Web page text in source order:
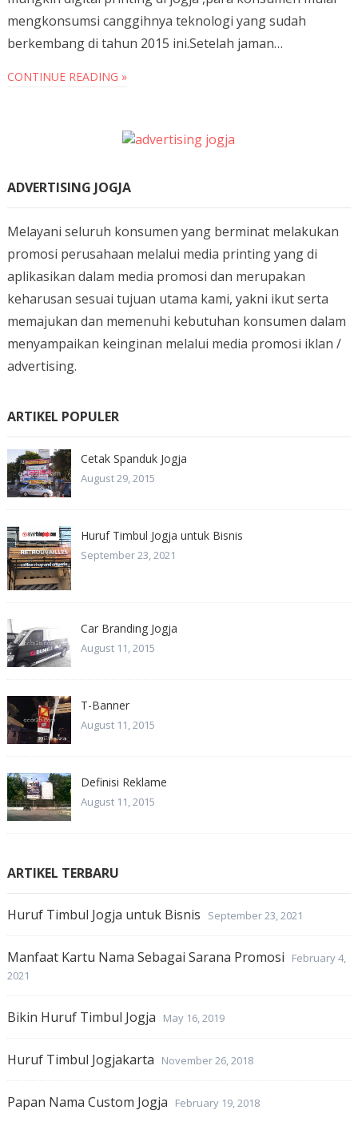
mengkonsumsi canggihnya teknologi yang sudah
berkembang di tahun 2015 ini.Setelah jaman…
CONTINUE READING »
ADVERTISING JOGJA
Melayani seluruh konsumen yang berminat melakukan
promosi perusahaan melalui media printing yang di
aplikasikan dalam media promosi dan merupakan
keharusan sesuai tujuan utama kami, yakni ikut serta
memajukan dan memenuhi kebutuhan konsumen dalam
menyampaikan keinginan melalui media promosi iklan /
advertising.
ARTIKEL POPULER
Cetak Spanduk Jogja
August 29, 2015
Huruf Timbul Jogja untuk Bisnis
September 23, 2021
Car Branding Jogja
August 11, 2015
T-Banner
August 11, 2015
Definisi Reklame
August 11, 2015
ARTIKEL TERBARU
Huruf Timbul Jogja untuk Bisnis September 23, 2021
Manfaat Kartu Nama Sebagai Sarana Promosi
February 4,
2021
Bikin Huruf Timbul Jogja May 16, 2019
Huruf Timbul Jogjakarta November 26, 2018
Papan Nama Custom Jogja February 19, 2018